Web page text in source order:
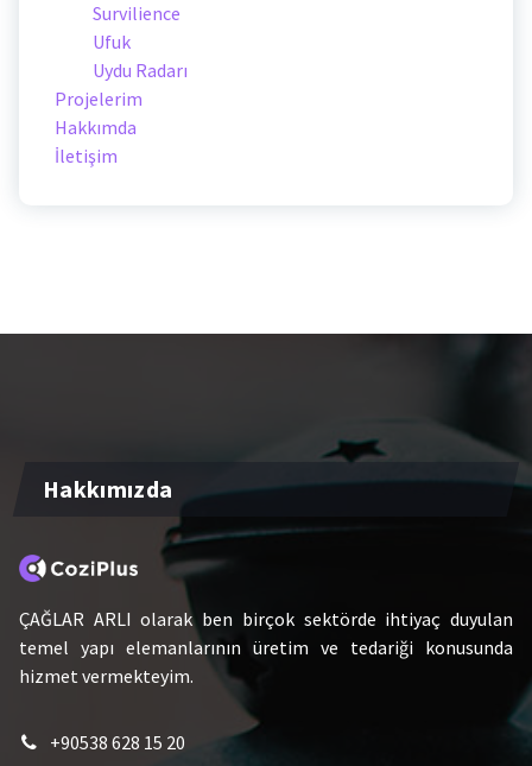
Survilience
Ufuk
Uydu Radarı
Projelerim
Hakkımda
İletişim
Hakkımızda
ÇAĞLAR ARLI olarak ben birçok sektörde ihtiyaç duyulan
temel yapı elemanlarının üretim ve tedariği konusunda
hizmet vermekteyim.
+90538 628 15 20